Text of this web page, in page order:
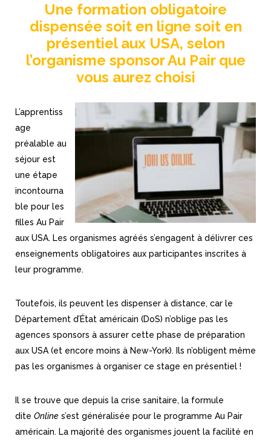
Une formation obligatoire
dispensée soit en ligne soit en
présentiel aux USA, selon
l’organisme sponsor Au Pair que
vous aurez choisi
L’apprentiss
age
préalable au
séjour est
une étape
incontourna
ble pour les
filles Au Pair
aux USA. Les organismes agréés s’engagent à délivrer ces
enseignements obligatoires aux participantes inscrites à
leur programme.
Toutefois, ils peuvent les dispenser à distance, car le
Département d’État américain (DoS) n’oblige pas les
agences sponsors à assurer cette phase de préparation
aux USA (et encore moins à New-York). Ils n’obligent même
pas les organismes à organiser ce stage en présentiel !
Il se trouve que depuis la crise sanitaire, la formule
dite Online s’est généralisée pour le programme Au Pair
américain. La majorité des organismes jouent la facilité en